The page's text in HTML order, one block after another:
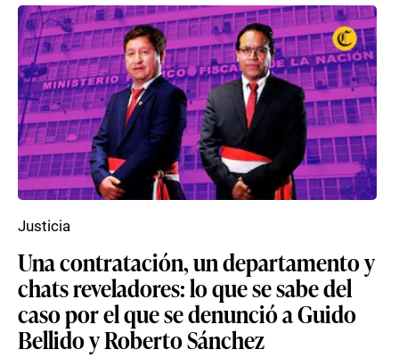
Una contratación, un departamento y
chats reveladores: lo que se sabe del
caso por el que se denunció a Guido
Bellido y Roberto Sánchez
Justicia